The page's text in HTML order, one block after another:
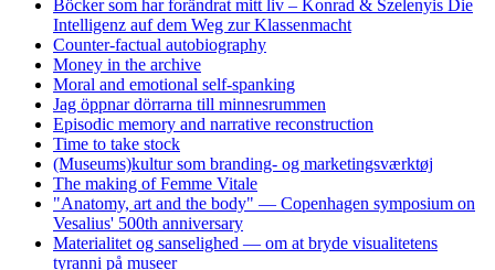
Böcker som har forändrat mitt liv – Konrad & Szelenyis Die
Intelligenz auf dem Weg zur Klassenmacht
Counter-factual autobiography
Money in the archive
Moral and emotional self-spanking
Jag öppnar dörrarna till minnesrummen
Episodic memory and narrative reconstruction
Time to take stock
(Museums)kultur som branding- og marketingsværktøj
The making of Femme Vitale
"Anatomy, art and the body" — Copenhagen symposium on
Vesalius' 500th anniversary
Materialitet og sanselighed — om at bryde visualitetens
tyranni på museer